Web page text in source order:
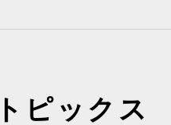
トピックス